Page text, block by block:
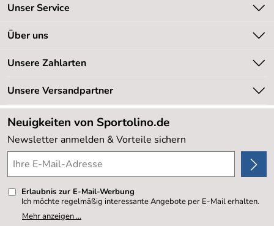
Unser Service
Kontakt
Newsletter
Retourenabwicklung
Lieferbedingungen
Kundenlogin
Über uns
Unsere Bestseller
Neu
Sale %
Kundenbewertungen (20.177)
4,8/5*****
Unsere Zahlarten
Unsere Versandpartner
Neuigkeiten von Sportolino.de
Newsletter anmelden & Vorteile sichern
Erlaubnis zur E-Mail-Werbung
Ich möchte regelmäßig interessante Angebote per E-Mail erhalten.
Meine E-Mail-Adresse wird nicht an andere Unternehmen
weitergegeben. Zu statistischen Zwecken wird in anonymer Form
Mehr anzeigen ...